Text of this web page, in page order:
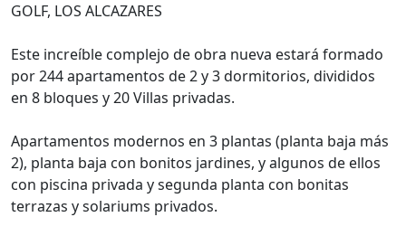
GOLF, LOS ALCAZARES
Este increíble complejo de obra nueva estará formado
por 244 apartamentos de 2 y 3 dormitorios, divididos
en 8 bloques y 20 Villas privadas.
Apartamentos modernos en 3 plantas (planta baja más
2), planta baja con bonitos jardines, y algunos de ellos
con piscina privada y segunda planta con bonitas
terrazas y solariums privados.